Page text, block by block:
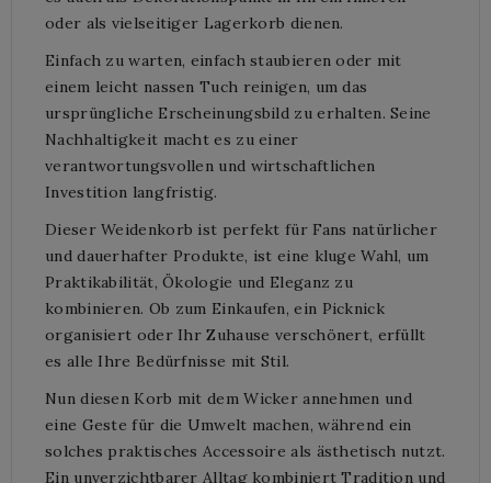
oder als vielseitiger Lagerkorb dienen.
Einfach zu warten, einfach staubieren oder mit
einem leicht nassen Tuch reinigen, um das
ursprüngliche Erscheinungsbild zu erhalten. Seine
Nachhaltigkeit macht es zu einer
verantwortungsvollen und wirtschaftlichen
Investition langfristig.
Dieser Weidenkorb ist perfekt für Fans natürlicher
und dauerhafter Produkte, ist eine kluge Wahl, um
Praktikabilität, Ökologie und Eleganz zu
kombinieren. Ob zum Einkaufen, ein Picknick
organisiert oder Ihr Zuhause verschönert, erfüllt
es alle Ihre Bedürfnisse mit Stil.
Nun diesen Korb mit dem Wicker annehmen und
eine Geste für die Umwelt machen, während ein
solches praktisches Accessoire als ästhetisch nutzt.
Ein unverzichtbarer Alltag kombiniert Tradition und